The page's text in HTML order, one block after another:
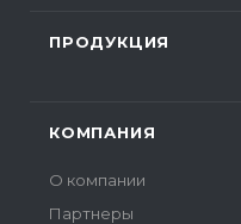
ПРОДУКЦИЯ
КОМПАНИЯ
О компании
Партнеры